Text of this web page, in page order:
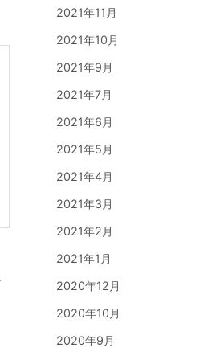
ムを♪
2021年11月
2021年10月
2021年9月
2021年7月
2021年6月
2021年5月
2021年4月
2021年3月
2021年2月
2021年1月
2020年12月
2020年10月
2020年9月